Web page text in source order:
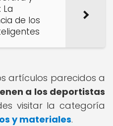
La
de los
artículos parecidos a
a los deportistas
visitar la categoría
y materiales.